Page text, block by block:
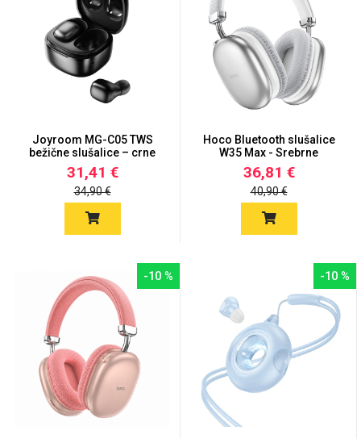
Joyroom MG-C05 TWS
bežične slušalice – crne
31,41 €
34,90 €
Hoco Bluetooth slušalice
W35 Max - Srebrne
36,81 €
40,90 €
-10 % -10 %
Zodiac Halloween
Doodles Apstraktni motivi
Monogrami Dječji motivi